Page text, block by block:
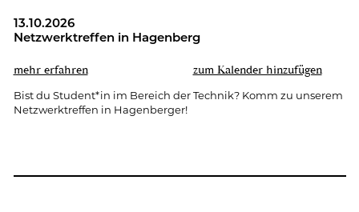
13.10.2026
Netz­werk­tref­fen in Ha­gen­berg
mehr er­fah­ren zum Ka­len­der hin­zu­fü­gen
Bist du Stu­dent*in im Be­reich der Tech­nik? Komm zu un­se­rem
Netz­werk­tref­fen in Ha­gen­ber­ger!